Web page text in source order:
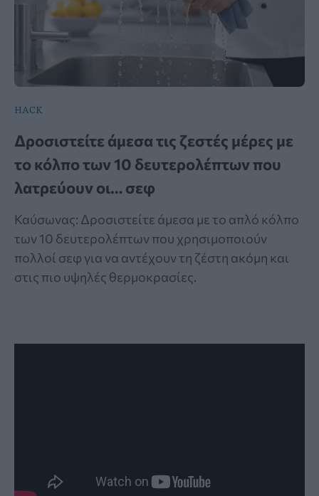
HACK
Δροσιστείτε άμεσα τις ζεστές μέρες με
το κόλπο των 10 δευτερολέπτων που
λατρεύουν οι… σεφ
Καύσωνας: Δροσιστείτε άμεσα με το απλό κόλπο
των 10 δευτερολέπτων που χρησιμοποιούν
πολλοί σεφ για να αντέχουν τη ζέστη ακόμη και
στις πιο υψηλές θερμοκρασίες.